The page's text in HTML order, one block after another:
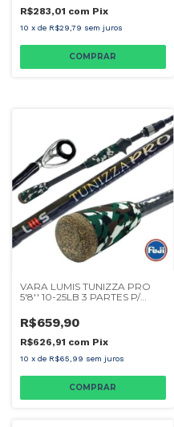
R$283,01 com Pix
10 x de R$29,79 sem juros
VARA LUMIS TUNIZZA PRO
5'8'' 10-25LB 3 PARTES P/
R$659,90
R$626,91 com Pix
10 x de R$65,99 sem juros